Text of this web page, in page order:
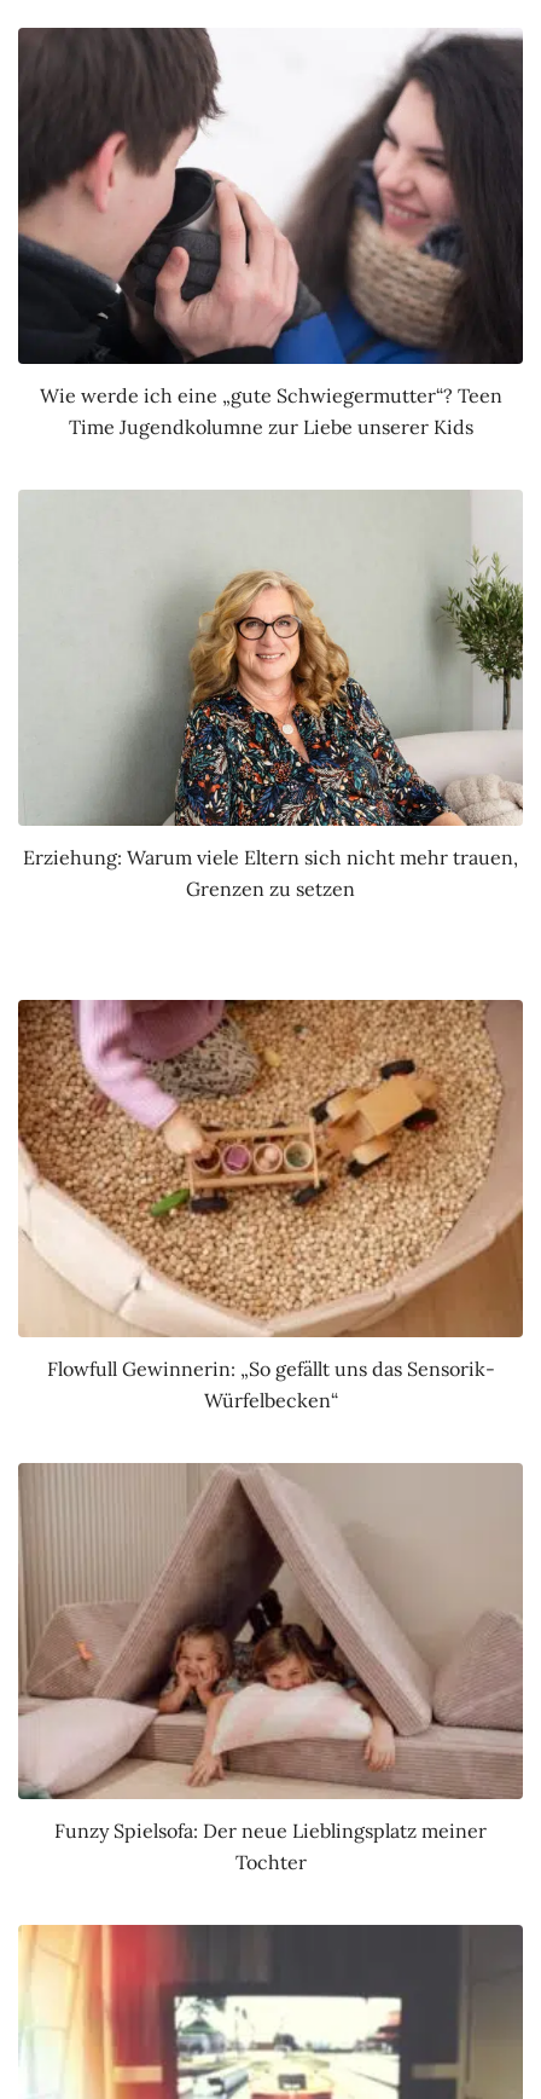
Wie werde ich eine „gute Schwiegermutter“? Teen
Time Jugendkolumne zur Liebe unserer Kids
Erziehung: Warum viele Eltern sich nicht mehr trauen,
Grenzen zu setzen
Flowfull Gewinnerin: „So gefällt uns das Sensorik-
Würfelbecken“
Funzy Spielsofa: Der neue Lieblingsplatz meiner
Tochter